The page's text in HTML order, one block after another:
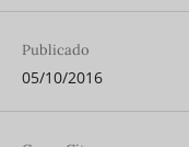
Publicado
05/10/2016